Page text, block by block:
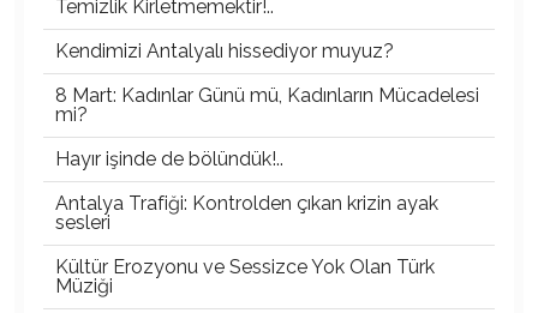
Temizlik Kirletmemektir!..
Kendimizi Antalyalı hissediyor muyuz?
8 Mart: Kadınlar Günü mü, Kadınların Mücadelesi
mi?
Hayır işinde de bölündük!..
Antalya Trafiği: Kontrolden çıkan krizin ayak
sesleri
Kültür Erozyonu ve Sessizce Yok Olan Türk
Müziği